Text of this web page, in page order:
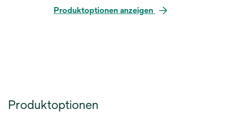
Produktoptionen anzeigen
Produktoptionen